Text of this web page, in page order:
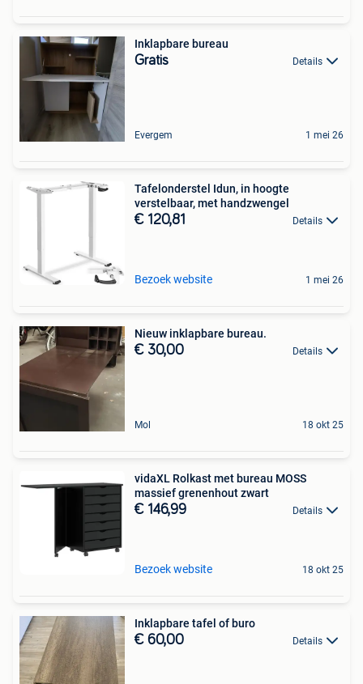
Inklapbare bureau
Gratis Details
Evergem 1 mei 26
Tafelonderstel Idun, in hoogte
verstelbaar, met handzwengel
€ 120,81 Details
Bezoek website 1 mei 26
Nieuw inklapbare bureau.
€ 30,00 Details
Mol 18 okt 25
vidaXL Rolkast met bureau MOSS
massief grenenhout zwart
€ 146,99 Details
Bezoek website 18 okt 25
Inklapbare tafel of buro
€ 60,00 Details